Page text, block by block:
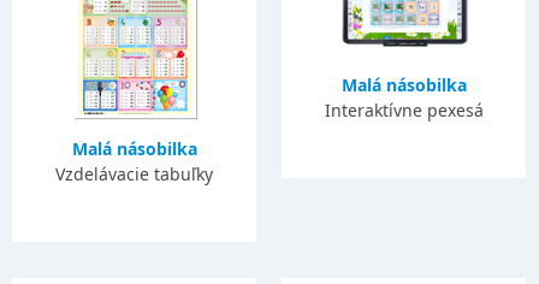
Malá násobilka
Vzdelávacie tabuľky
Malá násobilka
Interaktívne pexesá